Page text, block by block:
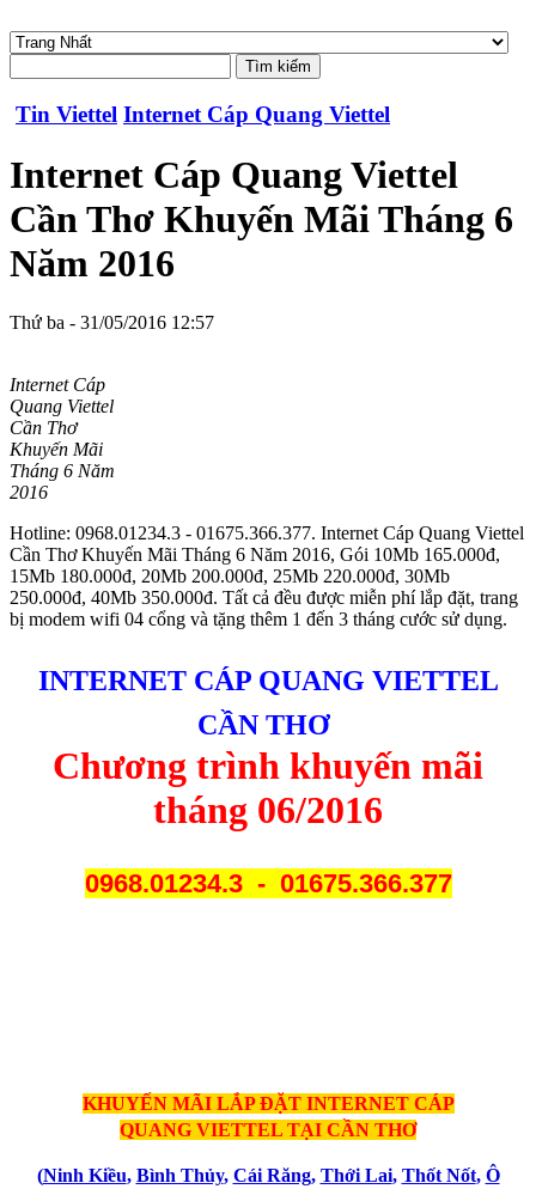
Tin Viettel Internet Cáp Quang Viettel
Internet Cáp Quang Viettel
Cần Thơ Khuyến Mãi Tháng 6
Năm 2016
Thứ ba - 31/05/2016 12:57
Internet Cáp
Quang Viettel
Cần Thơ
Khuyến Mãi
Tháng 6 Năm
2016
Hotline: 0968.01234.3 - 01675.366.377. Internet Cáp Quang Viettel
Cần Thơ Khuyến Mãi Tháng 6 Năm 2016, Gói 10Mb 165.000đ,
15Mb 180.000đ, 20Mb 200.000đ, 25Mb 220.000đ, 30Mb
250.000đ, 40Mb 350.000đ. Tất cả đều được miễn phí lắp đặt, trang
bị modem wifi 04 cổng và tặng thêm 1 đến 3 tháng cước sử dụng.
INTERNET CÁP QUANG VIETTEL
CẦN THƠ
Chương trình khuyến mãi
tháng 06/2016
0968.01234.3 - 01675.366.377
KHUYẾN MÃI LẮP ĐẶT INTERNET CÁP
QUANG VIETTEL TẠI CẦN THƠ
(Ninh Kiều, Bình Thủy, Cái Răng, Thới Lai, Thốt Nốt, Ô